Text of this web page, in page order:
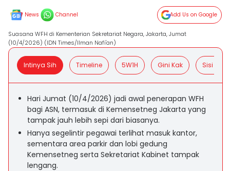
News Channel Add Us on Google
Suasana WFH di Kementerian Sekretariat Negara, Jakarta, Jumat
(10/4/2026) (IDN Times/Ilman Nafi'an)
Intinya Sih Timeline 5W1H Gini Kak Sisi
Hari Jumat (10/4/2026) jadi awal penerapan WFH
bagi ASN, termasuk di Kemensetneg Jakarta yang
tampak jauh lebih sepi dari biasanya.
Hanya segelintir pegawai terlihat masuk kantor,
sementara area parkir dan lobi gedung
Kemensetneg serta Sekretariat Kabinet tampak
lengang.